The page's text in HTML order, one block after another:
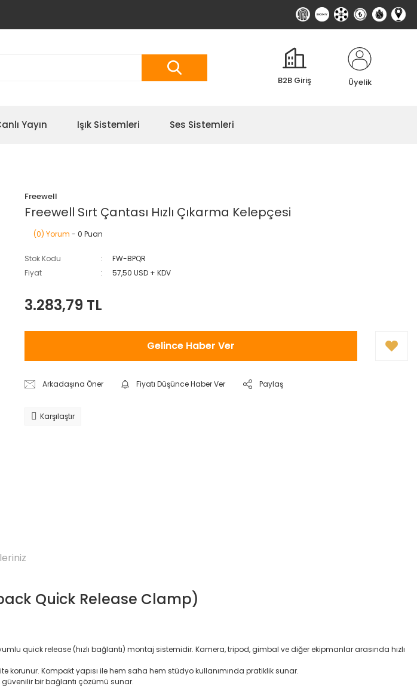
B2B Giriş Üyelik
Yayın Işık Sistemleri Ses Sistemleri
Freewell
Freewell Sırt Çantası Hızlı Çıkarma Kelepçesi
(0) Yorum - 0 Puan
Stok Kodu
FW-BPQR
Fiyat
57,50 USD + KDV
3.283,79 TL
Gelince Haber Ver
Arkadaşına Öner Fiyatı Düşünce Haber Ver Paylaş
Karşılaştır
Quick Release Clamp)
quick release (hızlı bağlantı) montaj sistemidir. Kamera, tripod, gimbal ve diğer ekipmanlar arasında hızlı
Kompakt yapısı ile hem saha hem stüdyo kullanımında pratiklik sunar.
bir bağlantı çözümü sunar.